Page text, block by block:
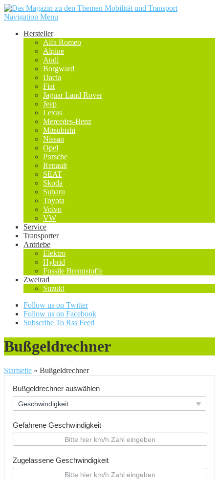
Navigation Menu
Hersteller
Alfa Romeo
Alpine
Audi
Borgward
Dacia
Fiat
Jaguar Land Rover
Jeep
Lexus
Mercedes-Benz
Mitsubishi
Nissan
Opel
Porsche
Renault
SEAT
Skoda
Subaru
Toyota
Volvo
VW
Service
Transporter
Antriebe
Elektro
Hybrid
Fossile Brennstoffe
Zweirad
Suzuki
Follow us on Twitter
Follow us on Facebook
Subscribe To Rss Feed
Bußgeldrechner
Startseite » Bußgeldrechner